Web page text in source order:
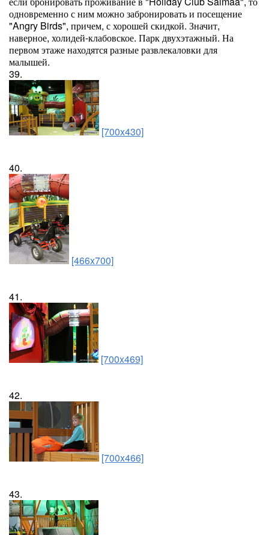
одновременно с ним можно забронировать и посещение
"Angry Birds", причем, с хорошей скидкой. Значит,
наверное, холидей-клабовское. Парк двухэтажный. На
первом этаже находятся разные развлекаловки для
малышей.
39.
[700x430]
40.
[466x700]
41.
[700x469]
42.
[700x466]
43.